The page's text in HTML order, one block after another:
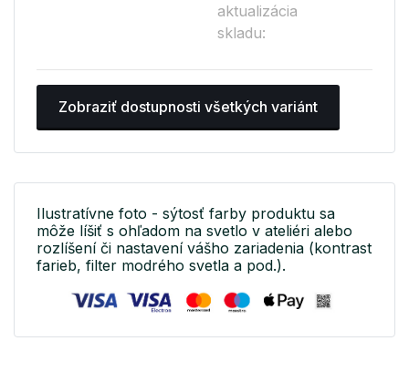
aktualizácia
skladu:
Zobraziť dostupnosti všetkých variánt
Ilustratívne foto - sýtosť farby produktu sa
môže líšiť s ohľadom na svetlo v ateliéri alebo
rozlíšení či nastavení vášho zariadenia (kontrast
farieb, filter modrého svetla a pod.).